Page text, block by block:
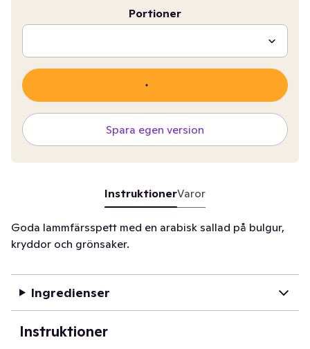
Portioner
Spara egen version
InstruktionerVaror
Goda lammfärsspett med en arabisk sallad på bulgur,
kryddor och grönsaker.
Ingredienser
Instruktioner